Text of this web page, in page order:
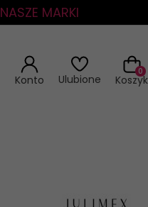
NASZE MARKI
Konto Ulubione Koszyk
0